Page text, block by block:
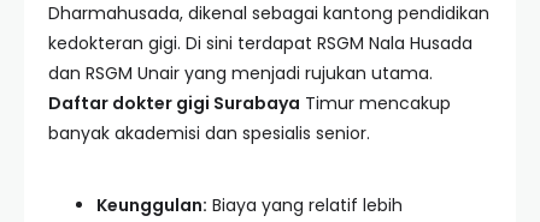
Dharmahusada, dikenal sebagai kantong pendidikan
kedokteran gigi. Di sini terdapat RSGM Nala Husada
dan RSGM Unair yang menjadi rujukan utama.
Daftar dokter gigi Surabaya Timur mencakup
banyak akademisi dan spesialis senior.
Keunggulan: Biaya yang relatif lebih